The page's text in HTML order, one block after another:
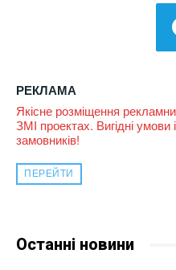
РЕКЛАМА
Якісне розміщення
ЗМІ проектах. Вигідні умови
замовників!
ПЕРЕЙТИ
Останні новини